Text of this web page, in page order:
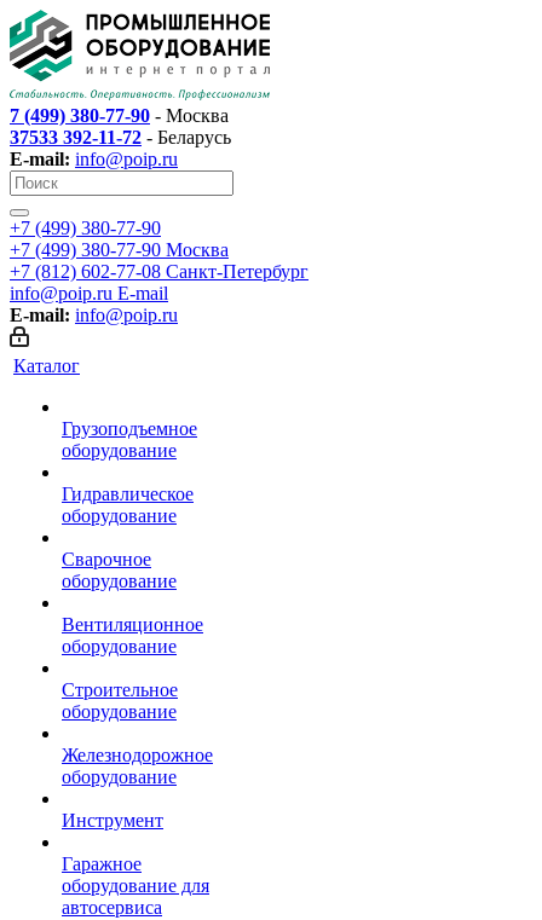
7 (499) 380-77-90 - Москва
37533 392-11-72 - Беларусь
E-mail: info@poip.ru
+7 (499) 380-77-90
+7 (499) 380-77-90 Москва
+7 (812) 602-77-08 Санкт-Петербург
info@poip.ru E-mail
E-mail: info@poip.ru
Каталог
Грузоподъемное
оборудование
Гидравлическое
оборудование
Сварочное
оборудование
Вентиляционное
оборудование
Строительное
оборудование
Железнодорожное
оборудование
Инструмент
Гаражное
оборудование для
автосервиса